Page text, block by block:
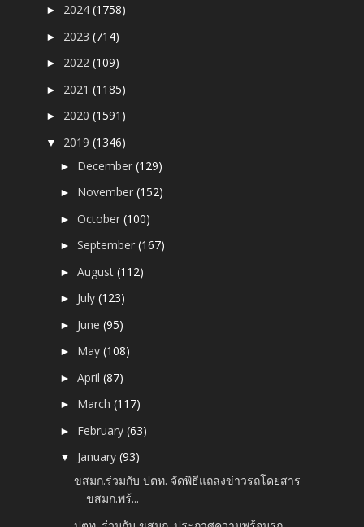
► 2024(1758)
► 2023(714)
► 2022(109)
► 2021(1185)
► 2020(1591)
▼ 2019(1346)
► December(129)
► November(152)
►October(100)
►September(167)
►August(112)
► July(123)
► June(95)
► May(108)
►April(87)
► March(117)
► February(63)
▼ January(93)
ขสมก.ร่วมกับ ปตท. จัดพิธีแถลงข่าวรถโดยสาร
ขสมก.พร้...